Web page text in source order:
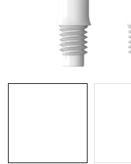
TERČE A ŠÍPKY